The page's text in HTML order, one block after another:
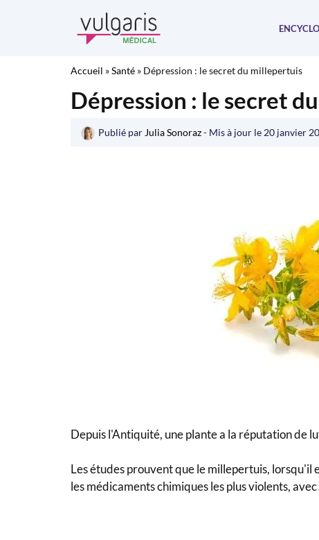
Accueil »Santé » Dépression : le secret du millepertuis
Dépression : le secret
Publié par Julia Sonoraz- Mis à jour le 20 janvier
Depuis l'Antiquité, une plante a la réputation de
Les études prouvent que le millepertuis, lorsqu'il
les médicaments chimiques les plus violents,